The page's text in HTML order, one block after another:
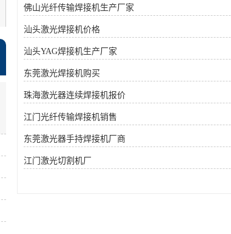
佛山光纤传输焊接机生产厂家
汕头激光焊接机价格
汕头YAG焊接机生产厂家
东莞激光焊接机购买
珠海激光器连续焊接机报价
江门光纤传输焊接机销售
东莞激光器手持焊接机厂商
江门激光切割机厂